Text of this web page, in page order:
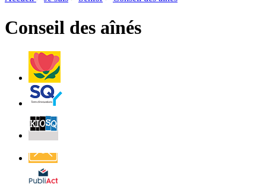
Conseil des aînés
Villes
et
Villages
Fleuris
Saint-
Quentin
Billetterie
Affichage
légal